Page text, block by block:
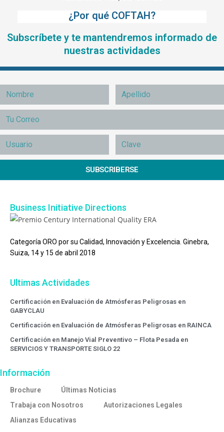
¿Por qué COFTAH?
Subscríbete y te mantendremos informado de
nuestras actividades
SUBSCRIBERSE
Business Initiative Directions
Categoría ORO por su Calidad, Innovación y Excelencia. Ginebra,
Suiza, 14 y 15 de abril 2018
Ultimas Actividades
Certificación en Evaluación de Atmósferas Peligrosas en
GABYCLAU
Certificación en Evaluación de Atmósferas Peligrosas en RAINCA
Certificación en Manejo Vial Preventivo – Flota Pesada en
SERVICIOS Y TRANSPORTE SIGLO 22
Información
Brochure
Últimas Noticias
Trabaja con Nosotros
Autorizaciones Legales
Alianzas Educativas